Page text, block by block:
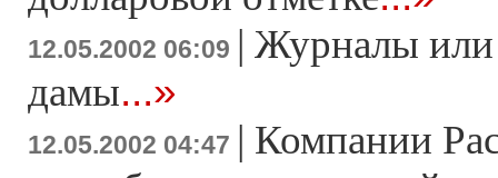
12.05.2002 06:09 | Журналы
дамы...»
12.05.2002 04:47 | Компании